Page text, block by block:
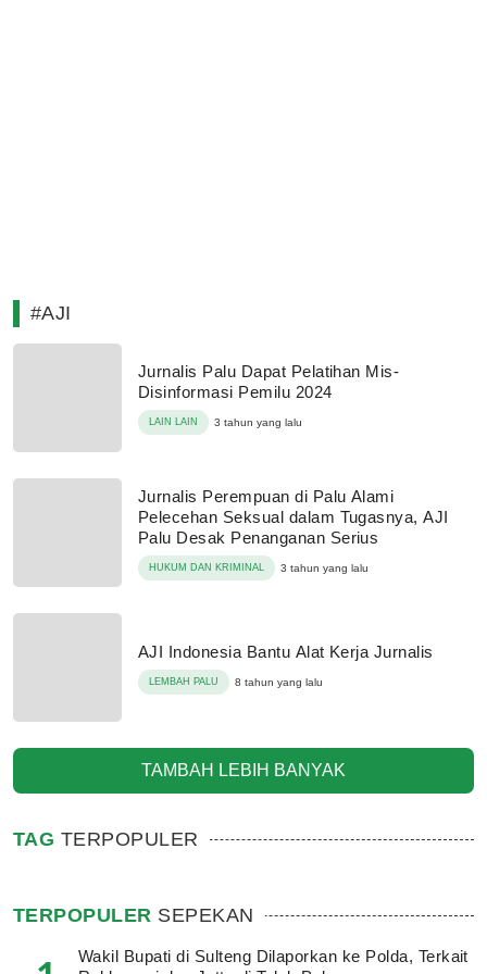
#AJI
Jurnalis Palu Dapat Pelatihan Mis-
Disinformasi Pemilu 2024
LAIN LAIN 3 tahun yang lalu
Jurnalis Perempuan di Palu Alami
Pelecehan Seksual dalam Tugasnya, AJI
Palu Desak Penanganan Serius
HUKUM DAN KRIMINAL 3 tahun yang lalu
AJI Indonesia Bantu Alat Kerja Jurnalis
LEMBAH PALU 8 tahun yang lalu
TAMBAH LEBIH BANYAK
TAG TERPOPULER
TERPOPULER SEPEKAN
Wakil Bupati di Sulteng Dilaporkan ke Polda, Terkait